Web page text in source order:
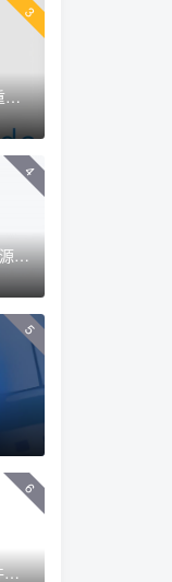
3
彻底还原VSCode：Windows下完全重置VS Code配置的方法
4
SF多应用授权系统V5.2版本源码全开源修复
5
6
2024年最新版IntelliJ IDEA开发者软件中文汉化安装使用教程